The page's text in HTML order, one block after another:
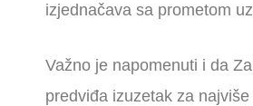
izjednačava sa prometom
Važno je napomenuti i da
predviđa izuzetak za